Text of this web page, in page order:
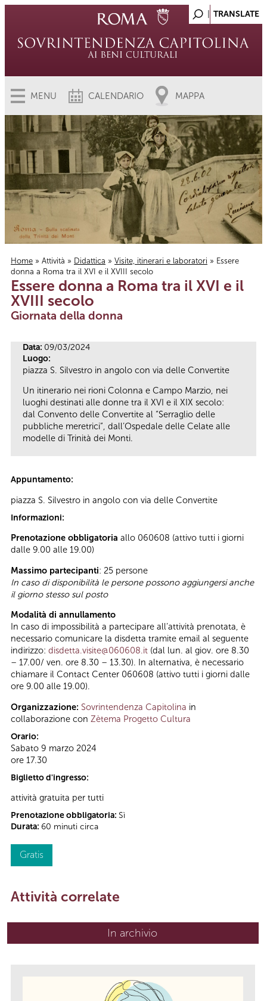
MENU CALENDARIO MAPPA
Tu sei qui
Home » Attività » Didattica » Visite, itinerari e laboratori » Essere
donna a Roma tra il XVI e il XVIII secolo
Essere donna a Roma tra il XVI e il
XVIII secolo
Giornata della donna
Data: 09/03/2024
Luogo:
piazza S. Silvestro in angolo con via delle Convertite
Un itinerario nei rioni Colonna e Campo Marzio, nei
luoghi destinati alle donne tra il XVI e il XIX secolo:
dal Convento delle Convertite al “Serraglio delle
pubbliche meretrici”, dall’Ospedale delle Celate alle
modelle di Trinità dei Monti.
Appuntamento:
piazza S. Silvestro in angolo con via delle Convertite
Informazioni:
Prenotazione obbligatoria allo 060608 (attivo tutti i giorni
dalle 9.00 alle 19.00)
Massimo partecipanti: 25 persone
In caso di disponibilità le persone possono aggiungersi anche
il giorno stesso sul posto
Modalità di annullamento
In caso di impossibilità a partecipare all’attività prenotata, è
necessario comunicare la disdetta tramite email al seguente
indirizzo: disdetta.visite@060608.it (dal lun. al giov. ore 8.30
– 17.00/ ven. ore 8.30 – 13.30). In alternativa, è necessario
chiamare il Contact Center 060608 (attivo tutti i giorni dalle
ore 9.00 alle 19.00).
Organizzazione: Sovrintendenza Capitolina in
collaborazione con Zètema Progetto Cultura
Orario:
Sabato 9 marzo 2024
ore 17.30
Biglietto d'ingresso:
attività gratuita per tutti
Prenotazione obbligatoria: Sì
Durata: 60 minuti circa
Gratis
Attività correlate
In archivio